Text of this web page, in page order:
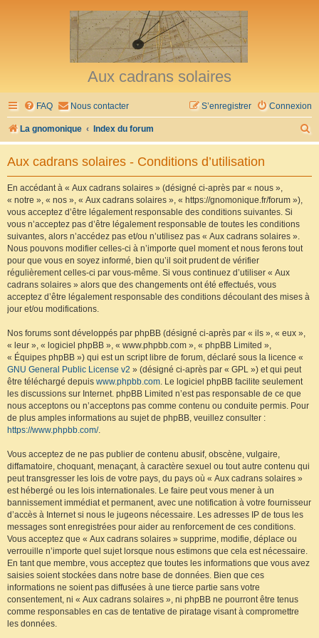
Aux cadrans solaires
FAQ Nous contacter Connexion
S’enregistrer
La gnomonique Index du forum
e
Aux cadrans solaires - Conditions d’utilisation
En accédant à « Aux cadrans solaires » (désigné ci-après par « nous »,
« notre », « nos », « Aux cadrans solaires », « https://gnomonique.fr/forum »),
vous acceptez d’être légalement responsable des conditions suivantes. Si
vous n’acceptez pas d’être légalement responsable de toutes les conditions
suivantes, alors n’accédez pas et/ou n’utilisez pas « Aux cadrans solaires ».
Nous pouvons modifier celles-ci à n’importe quel moment et nous ferons tout
pour que vous en soyez informé, bien qu’il soit prudent de vérifier
régulièrement celles-ci par vous-même. Si vous continuez d’utiliser « Aux
cadrans solaires » alors que des changements ont été effectués, vous
acceptez d’être légalement responsable des conditions découlant des mises à
jour et/ou modifications.
Nos forums sont développés par phpBB (désigné ci-après par « ils », « eux »,
« leur », « logiciel phpBB », « www.phpbb.com », « phpBB Limited »,
« Équipes phpBB ») qui est un script libre de forum, déclaré sous la licence «
GNU General Public License v2 » (désigné ci-après par « GPL ») et qui peut
être téléchargé depuis www.phpbb.com. Le logiciel phpBB facilite seulement
les discussions sur Internet. phpBB Limited n’est pas responsable de ce que
nous acceptons ou n’acceptons pas comme contenu ou conduite permis. Pour
de plus amples informations au sujet de phpBB, veuillez consulter :
https://www.phpbb.com/.
Vous acceptez de ne pas publier de contenu abusif, obscène, vulgaire,
diffamatoire, choquant, menaçant, à caractère sexuel ou tout autre contenu qui
peut transgresser les lois de votre pays, du pays où « Aux cadrans solaires »
est hébergé ou les lois internationales. Le faire peut vous mener à un
bannissement immédiat et permanent, avec une notification à votre fournisseur
d’accès à Internet si nous le jugeons nécessaire. Les adresses IP de tous les
messages sont enregistrées pour aider au renforcement de ces conditions.
Vous acceptez que « Aux cadrans solaires » supprime, modifie, déplace ou
verrouille n’importe quel sujet lorsque nous estimons que cela est nécessaire.
En tant que membre, vous acceptez que toutes les informations que vous avez
saisies soient stockées dans notre base de données. Bien que ces
informations ne soient pas diffusées à une tierce partie sans votre
consentement, ni « Aux cadrans solaires », ni phpBB ne pourront être tenus
comme responsables en cas de tentative de piratage visant à compromettre
les données.